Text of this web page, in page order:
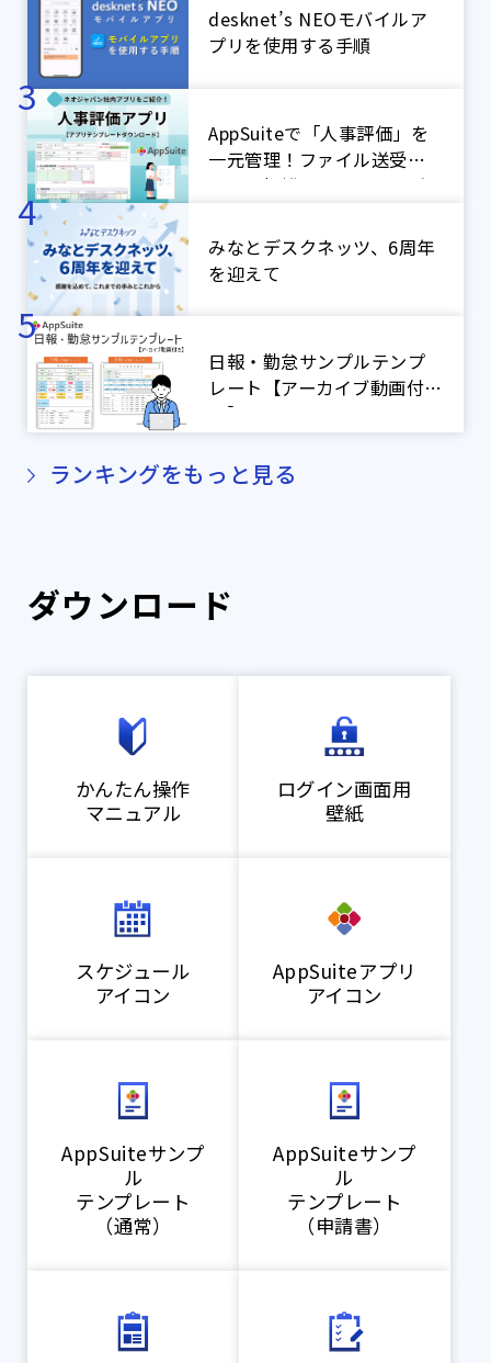
desknet’s NEOモバイルア
プリを使用する手順
AppSuiteで「人事評価」を
一元管理！ファイル送受信
による煩雑なやり取りをゼ
アプリ紹介】
みなとデスクネッツ、6周年
を迎えて
日報・勤怠サンプルテンプ
レート【アーカイブ動画付
き】
ランキングをもっと見る
ダウンロード
かんたん操作
マニュアル
ログイン画面用
壁紙
スケジュール
アイコン
AppSuiteアプリ
アイコン
AppSuiteサンプ
ル
テンプレート
（通常）
AppSuiteサンプ
ル
テンプレート
（申請書）